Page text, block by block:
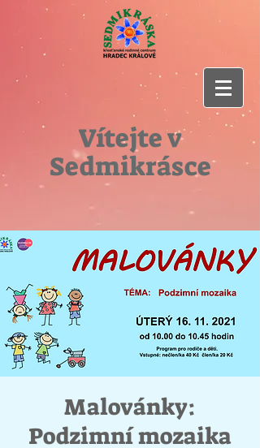
Vítejte v
Sedmikrásce
Malovánky:
Podzimní mozaika